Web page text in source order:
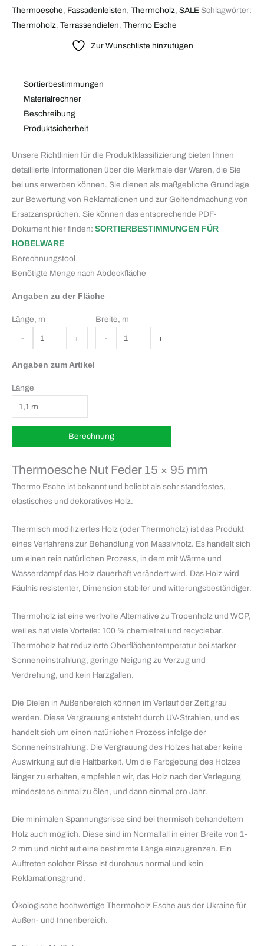
Thermoesche, Fassadenleisten, Thermoholz, SALE Schlagwörter:
Thermoholz, Terrassendielen, Thermo Esche
Zur Wunschliste hinzufügen
Sortierbestimmungen
Materialrechner
Beschreibung
Produktsicherheit
Unsere Richtlinien für die Produktklassifizierung bieten Ihnen
detaillierte Informationen über die Merkmale der Waren, die Sie
bei uns erwerben können. Sie dienen als maßgebliche Grundlage
zur Bewertung von Reklamationen und zur Geltendmachung von
Ersatzansprüchen. Sie können das entsprechende PDF-
Dokument hier finden: SORTIERBESTIMMUNGEN FÜR
HOBELWARE
Berechnungstool
Benötigte Menge nach Abdeckfläche
Angaben zu der Fläche
Länge, m Breite, m
Angaben zum Artikel
Länge
Thermoesche Nut Feder 15 × 95 mm
Thermo Esche ist bekannt und beliebt als sehr standfestes,
elastisches und dekoratives Holz.
Thermisch modifiziertes Holz (oder Thermoholz) ist das Produkt
eines Verfahrens zur Behandlung von Massivholz. Es handelt sich
um einen rein natürlichen Prozess, in dem mit Wärme und
Wasserdampf das Holz dauerhaft verändert wird. Das Holz wird
Fäulnis resistenter, Dimension stabiler und witterungsbeständiger.
Thermoholz ist eine wertvolle Alternative zu Tropenholz und WCP,
weil es hat viele Vorteile: 100 % chemiefrei und recyclebar.
Thermoholz hat reduzierte Oberflächentemperatur bei starker
Sonneneinstrahlung, geringe Neigung zu Verzug und
Verdrehung, und kein Harzgallen.
Die Dielen in Außenbereich können im Verlauf der Zeit grau
werden. Diese Vergrauung entsteht durch UV-Strahlen, und es
handelt sich um einen natürlichen Prozess infolge der
Sonneneinstrahlung. Die Vergrauung des Holzes hat aber keine
Auswirkung auf die Haltbarkeit. Um die Farbgebung des Holzes
länger zu erhalten, empfehlen wir, das Holz nach der Verlegung
mindestens einmal zu ölen, und dann einmal pro Jahr.
Die minimalen Spannungsrisse sind bei thermisch behandeltem
Holz auch möglich. Diese sind im Normalfall in einer Breite von 1-
2 mm und nicht auf eine bestimmte Länge einzugrenzen. Ein
Auftreten solcher Risse ist durchaus normal und kein
Reklamationsgrund.
Ökologische hochwertige Thermoholz Esche aus der Ukraine für
Außen- und Innenbereich.